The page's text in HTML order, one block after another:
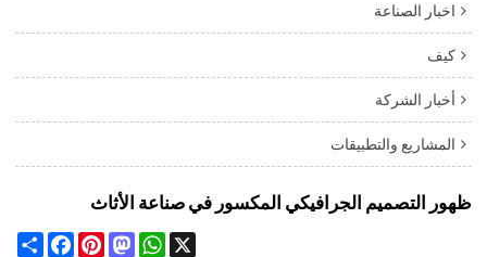
اخبار الصناعة
كيف
أخبار الشركة
المشاريع والتطبيقات
ظهور التصميم الجرافيكي المكسور في صناعة الأثاث
Share
Facebook
Pinterest
Mastodon
WhatsApp
X